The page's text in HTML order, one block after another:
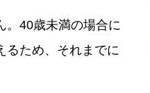
。40歳未満の場合に
るため、それまでに